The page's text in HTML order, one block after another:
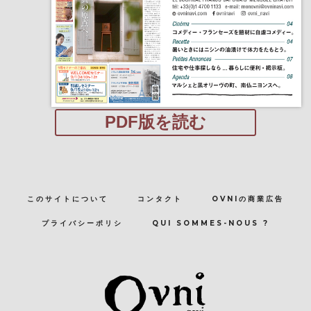
PDF版を読む
このサイトについて コンタクト OVNIの商業広告
プライバシーポリシ QUI SOMMES-NOUS ?